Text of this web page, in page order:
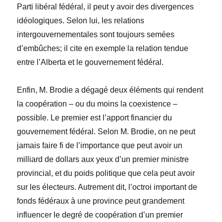
Parti libéral fédéral, il peut y avoir des divergences
idéologiques. Selon lui, les relations
intergouvernementales sont toujours semées
d’embûches; il cite en exemple la relation tendue
entre l’Alberta et le gouvernement fédéral.
Enfin, M. Brodie a dégagé deux éléments qui rendent
la coopération – ou du moins la coexistence –
possible. Le premier est l’apport financier du
gouvernement fédéral. Selon M. Brodie, on ne peut
jamais faire fi de l’importance que peut avoir un
milliard de dollars aux yeux d’un premier ministre
provincial, et du poids politique que cela peut avoir
sur les électeurs. Autrement dit, l’octroi important de
fonds fédéraux à une province peut grandement
influencer le degré de coopération d’un premier